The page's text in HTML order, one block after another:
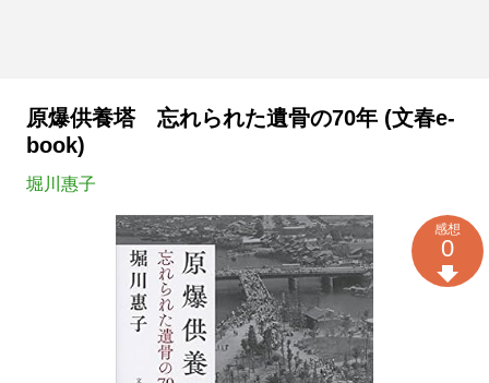
原爆供養塔 忘れられた遺骨の70年 (文春e-
book)
堀川惠子
感想
0